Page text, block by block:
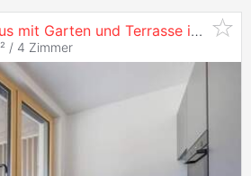
Modernes Reihenhaus mit Garten und Terrasse in
/ 4 Zimmer